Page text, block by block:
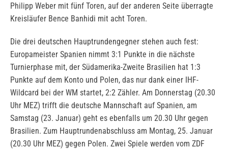
Philipp Weber mit fünf Toren, auf der anderen Seite überragte
Kreisläufer Bence Banhidi mit acht Toren.
Die drei deutschen Hauptrundengegner stehen auch fest:
Europameister Spanien nimmt 3:1 Punkte in die nächste
Turnierphase mit, der Südamerika-Zweite Brasilien hat 1:3
Punkte auf dem Konto und Polen, das nur dank einer IHF-
Wildcard bei der WM startet, 2:2 Zähler. Am Donnerstag (20.30
Uhr MEZ) trifft die deutsche Mannschaft auf Spanien, am
Samstag (23. Januar) geht es ebenfalls um 20.30 Uhr gegen
Brasilien. Zum Hauptrundenabschluss am Montag, 25. Januar
(20.30 Uhr MEZ) gegen Polen. Zwei Spiele werden vom ZDF